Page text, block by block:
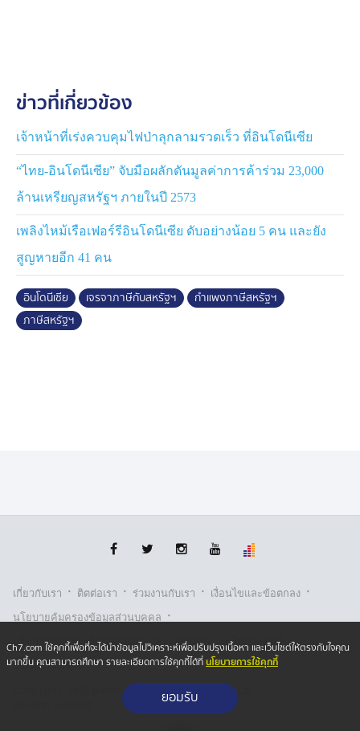
19 % ในขณะที่สหรัฐฯ ถูกเรียกเก็บภาษี 0 % ซึ่งในความคิด
เย็บเสื้อผ้าคนหนึ่งแสดงความกังวลเกี่ยวกับการลดลงของ
ความสามารถในการแข่งขันและเน้นย้ำถึงความจำเป็นใน
การแสวงหาตลาดใหม่
ข่าวที่เกี่ยวข้อง
เจ้าหน้าที่เร่งควบคุมไฟป่าลุกลามรวดเร็ว ที่อินโดนีเซีย
“ไทย-อินโดนีเซีย” จับมือผลักดันมูลค่าการค้าร่วม 23,000
ล้านเหรียญสหรัฐฯ ภายในปี 2573
เพลิงไหม้เรือเฟอร์รีอินโดนีเซีย ดับอย่างน้อย 5 คน และยัง
สูญหายอีก 41 คน
อินโดนีเซีย เจรจาภาษีกับสหรัฐฯ
กำแพงภาษีสหรัฐฯ
ภาษีสหรัฐฯ
เกี่ยวกับเรา · ติตต่อเรา · ร่วมงานกับเรา · เงื่อนไขและข้อตกลง ·
นโยบายคุ้มครองข้อมูลส่วนบุคคล ·
นโยบายคุ้มครองข้อมูลส่วนบุคคล (ออนไลน์) · นโยบายคุกกี้ ·
รับเรื่องร้องเรียน
Copyright © 2026 Bangkok Broadcasting & T.V. Co.,Ltd.
Ch7.com ใช้คุกกี้เพื่อที่จะได้นำข้อมูลไปวิเคราะห์เพื่อปรับปรุงเนื้อหา และเว็บไซต์ให้ตรงกับใจคุณ
มากขึ้น คุณสามารถศึกษา รายละเอียดการใช้คุกกี้ได้ที่นโยบายการใช้คุกกี้
ยอมรับ